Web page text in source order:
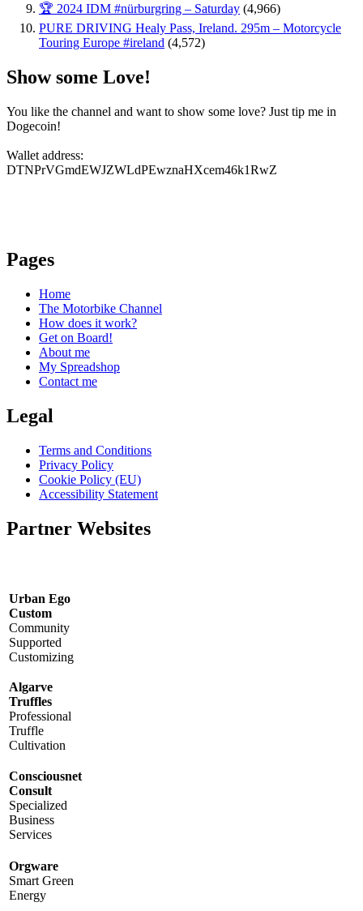
🏆 2024 IDM #nürburgring – Saturday (4,966)
PURE DRIVING Healy Pass, Ireland. 295m – Motorcycle
Touring Europe #ireland (4,572)
Show some Love!
You like the channel and want to show some love? Just tip me in
Dogecoin!
Wallet address:
DTNPrVGmdEWJZWLdPEwznaHXcem46k1RwZ
Pages
Home
The Motorbike Channel
How does it work?
Get on Board!
About me
My Spreadshop
Contact me
Legal
Terms and Conditions
Privacy Policy
Cookie Policy (EU)
Accessibility Statement
Partner Websites
Urban Ego
Custom
Community
Supported
Customizing
Algarve
Truffles
Professional
Truffle
Cultivation
Consciousnet
Consult
Specialized
Business
Services
Orgware
Smart Green
Energy